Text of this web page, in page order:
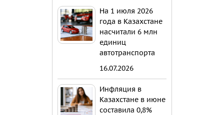
На 1 июля 2026
года в Казахстане
насчитали 6 млн
единиц
автотранспорта
16.07.2026
Инфляция в
Казахстане в июне
составила 0,8%